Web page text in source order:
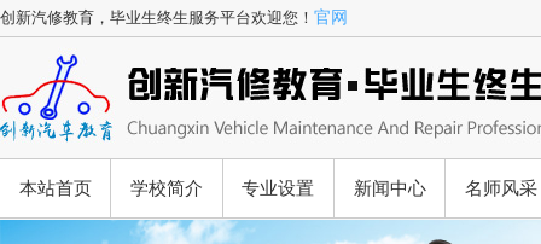
创新汽修教育，毕业生终生服务平台欢迎您！ 官网
本站首页 学校简介 专业设置 新闻中心 名师风采